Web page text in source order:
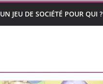
UN JEU DE SOCIÉTÉ POUR QUI ?